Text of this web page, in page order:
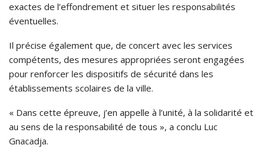
exactes de l’effondrement et situer les responsabilités
éventuelles.
Il précise également que, de concert avec les services
compétents, des mesures appropriées seront engagées
pour renforcer les dispositifs de sécurité dans les
établissements scolaires de la ville.
« Dans cette épreuve, j’en appelle à l’unité, à la solidarité et
au sens de la responsabilité de tous », a conclu Luc
Gnacadja.